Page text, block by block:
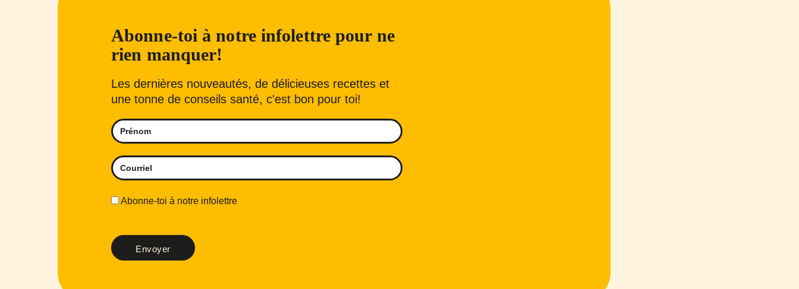
Abonne-toi à notre infolettre pour ne
rien manquer!
Les dernières nouveautés, de délicieuses recettes et
une tonne de conseils santé, c'est bon pour toi!
Abonne-toi à notre infolettre